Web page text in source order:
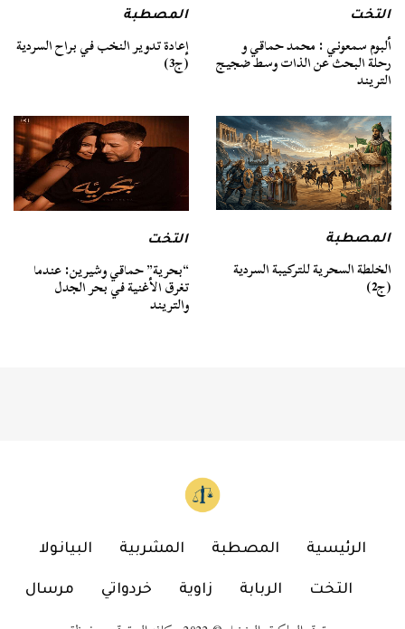
التخت
ألبوم سمعوني : محمد حماقي و
رحلة البحث عن الذات وسط ضجيج
التريند
المصطبة
إعادة تدوير النخب في براح السردية
(ج3)
المصطبة
الخلطة السحرية للتركيبة السردية
(ج2)
التخت
“بحرية” حماقي وشيرين: عندما
تغرق الأغنية في بحر الجدل
والتريند
الرئيسية المصطبة المشربية البيانولا
التخت الربابة زاوية خردواتي مرسال